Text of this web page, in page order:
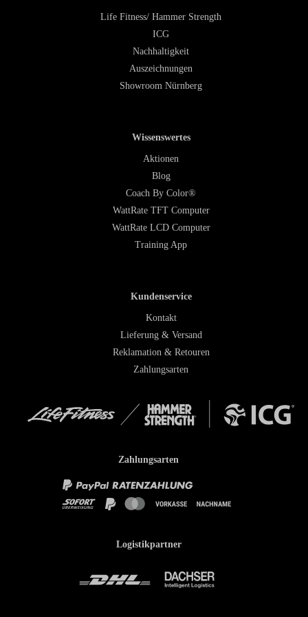
Life Fitness/ Hammer Strength
ICG
Nachhaltigkeit
Auszeichnungen
Showroom Nürnberg
Wissenswertes
Aktionen
Blog
Coach By Color®
WattRate TFT Computer
WattRate LCD Computer
Training App
Kundenservice
Kontakt
Lieferung & Versand
Reklamation & Retouren
Zahlungsarten
Zahlungsarten
Logistikpartner